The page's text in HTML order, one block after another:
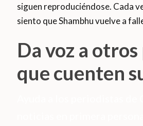
siguen reproduciéndose. Cada
siento que Shambhu vuelve a
Da voz a
que cuenten